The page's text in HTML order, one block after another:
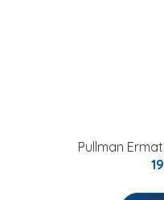
Pullman